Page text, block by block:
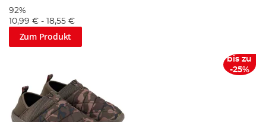
92%
10,99 € - 18,55 €
Zum Produkt
bis zu
-25%